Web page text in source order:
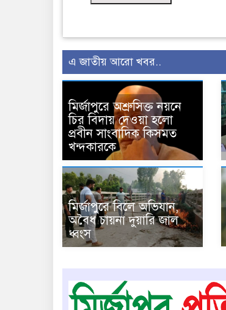
এ জাতীয় আরো খবর..
মির্জাপুরে অশ্রুসিক্ত নয়নে
চির বিদায় দেওয়া হলো
প্রবীন সাংবাদিক কিসমত
খন্দকারকে
মির্জাপুরে বিলে অভিযান,
অবৈধ চায়না দুয়ারি জাল
ধ্বংস